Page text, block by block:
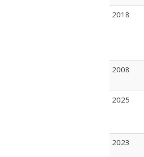
2018
2008
2025
2023